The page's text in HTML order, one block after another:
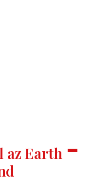
az Earth